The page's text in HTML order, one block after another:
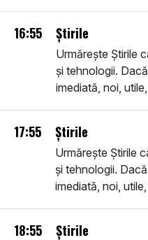
16:55 Știrile
Urmărește Știrile
și tehnologii.
imediată, noi,
17:55 Știrile
Urmărește Știrile
și tehnologii.
imediată, noi,
18:55 Știrile